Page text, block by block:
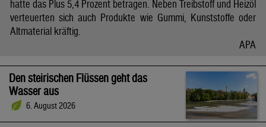
hatte das Plus 5,4 Prozent betragen. Neben Treibstoff und Heizöl
verteuerten sich auch Produkte wie Gummi, Kunststoffe oder
Altmaterial kräftig.
APA
Den steirischen Flüssen geht das
Wasser aus
6. August 2026